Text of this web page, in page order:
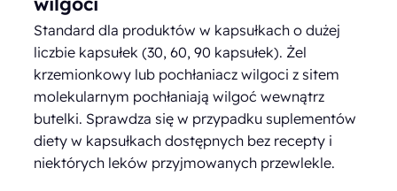
Standard dla produktów w kapsułkach o dużej
liczbie kapsułek (30, 60, 90 kapsułek). Żel
krzemionkowy lub pochłaniacz wilgoci z sitem
molekularnym pochłaniają wilgoć wewnątrz
butelki. Sprawdza się w przypadku suplementów
diety w kapsułkach dostępnych bez recepty i
niektórych leków przyjmowanych przewlekle.